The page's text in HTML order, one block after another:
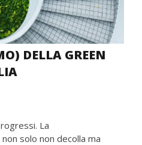
DELLA GREEN
La
solo non decolla ma